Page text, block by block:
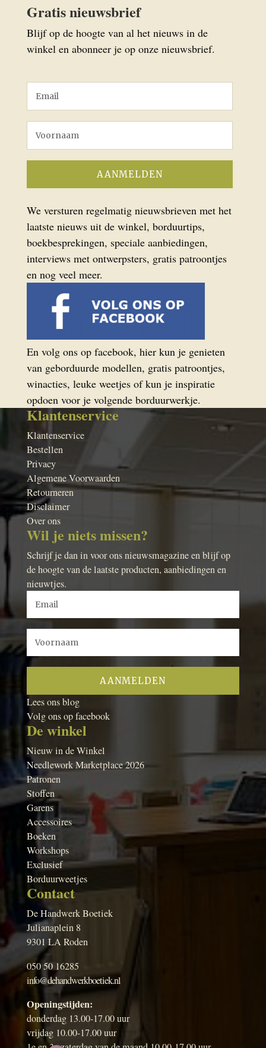
Gratis nieuwsbrief
Blijf op de hoogte van al het nieuws in de
winkel en abonneer je op onze nieuwsbrief.
We versturen regelmatig nieuwsbrieven met het
laatste nieuws uit de winkel, borduurtips,
boekbesprekingen, speciale aanbiedingen,
interviews met ontwerpsters, gratis patroontjes
en nog veel meer.
En volg ons op facebook, hier kun je genieten
van geborduurde modellen, gratis patroontjes,
winacties, leuke weetjes of kun je inspiratie
opdoen voor je volgende borduurwerkje.
Klantenservice
Klantenservice
Bestellen
Privacy
Algemene Voorwaarden
Retourneren
Disclaimer
Over ons
Wil je niets missen?
Schrijf je dan in voor ons nieuwsmagazine en blijf op
de hoogte van de laatste producten, aanbiedingen en
nieuwtjes.
Lees ons blog
Volg ons op facebook
De winkel
Nieuw in de Winkel
Needlework Marketplace 2026
Patronen
Stoffen
Garens
Accessoires
Boeken
Workshops
Exclusief
Borduurweetjes
Contact
De Handwerk Boetiek
Julianaplein 8
9301 LA Roden
050 50 16285
info@dehandwerkboetiek.nl
Openingstijden:
donderdag 13.00-17.00 uur
vrijdag 10.00-17.00 uur